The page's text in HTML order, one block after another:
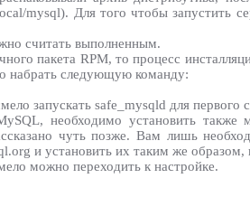
mysql). Для того чтобы запустить
считать выполненным.
пакета RPM, то процесс
набрать следующую команду:
запускать safe_mysqld для первого
необходимо установить
чуть позже. Вам лишь
и установить их таким же
можно переходить к настройке.